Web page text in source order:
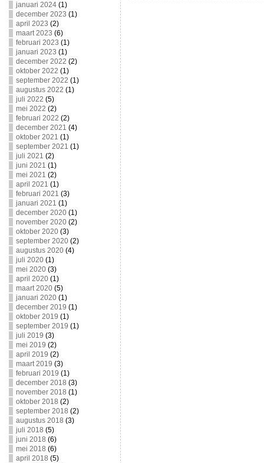
januari 2024(1)
december 2023 (1)
april 2023 (2)
maart 2023 (6)
februari 2023 (1)
januari 2023 (1)
december 2022 (2)
oktober 2022 (1)
september 2022 (1)
augustus 2022 (1)
juli 2022 (5)
mei 2022 (2)
februari 2022 (2)
december 2021 (4)
oktober 2021 (1)
september 2021 (1)
juli 2021 (2)
juni 2021 (1)
mei 2021 (2)
april 2021 (1)
februari 2021 (3)
januari 2021 (1)
december 2020(1)
november 2020(2)
oktober 2020(3)
september 2020(2)
augustus 2020(4)
juli 2020(1)
mei 2020(3)
april 2020(1)
maart 2020(5)
januari 2020(1)
december 2019 (1)
oktober 2019 (1)
september 2019 (1)
juli 2019 (3)
mei 2019 (2)
april 2019 (2)
maart 2019 (3)
februari 2019 (1)
december 2018 (3)
november 2018 (1)
oktober 2018 (2)
september 2018 (2)
augustus 2018 (3)
juli 2018 (5)
juni 2018 (6)
mei 2018 (6)
april 2018 (5)